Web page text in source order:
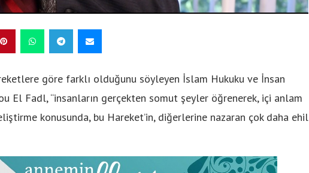
göre farklı olduğunu söyleyen İslam Hukuku ve İnsan
El Fadl, “insanların gerçekten somut şeyler öğrenerek, içi anlam
konusunda, bu Hareket’in, diğerlerine nazaran çok daha ehil